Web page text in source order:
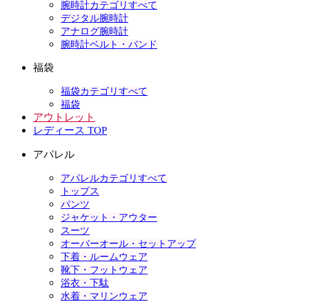
腕時計カテゴリすべて
デジタル腕時計
アナログ腕時計
腕時計ベルト・バンド
福袋
福袋カテゴリすべて
福袋
アウトレット
レディース TOP
アパレル
アパレルカテゴリすべて
トップス
パンツ
ジャケット・アウター
スーツ
オーバーオール・セットアップ
下着・ルームウェア
靴下・フットウェア
浴衣・下駄
水着・マリンウェア